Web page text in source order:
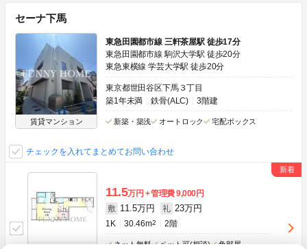
セーナ下馬
賃貸マンション
東急田園都市線 三軒茶屋駅 徒歩17分
東急田園都市線 駒沢大学駅 徒歩20分
東急東横線 学芸大学駅 徒歩20分
東京都世田谷区下馬３丁目
築1年未満
鉄骨(ALC) 3階建
新築・築浅 オートロック 宅配ボックス
チェックを入れてまとめてお問い合わせ
11.5万円 管理費9,000円
敷 11.5万円 礼 23万円
1K 30.46m2 2階
ネット無料 ペット可(相談) 角部屋